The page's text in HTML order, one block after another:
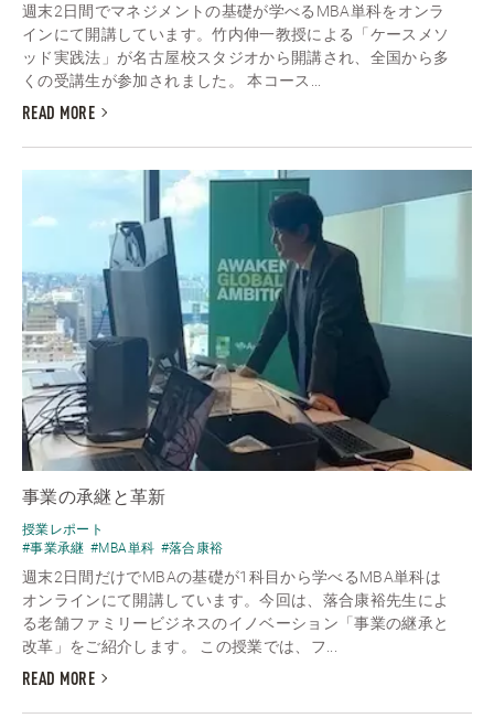
週末2日間でマネジメントの基礎が学べるMBA単科をオンラ
インにて開講しています。竹内伸一教授による「ケースメソ
ッド実践法」が名古屋校スタジオから開講され、全国から多
くの受講生が参加されました。 本コース...
READ MORE
事業の承継と革新
授業レポート
#事業承継 #MBA単科 #落合康裕
週末2日間だけでMBAの基礎が1科目から学べるMBA単科は
オンラインにて開講しています。今回は、落合康裕先生によ
る老舗ファミリービジネスのイノベーション「事業の継承と
改革」をご紹介します。 この授業では、フ...
READ MORE